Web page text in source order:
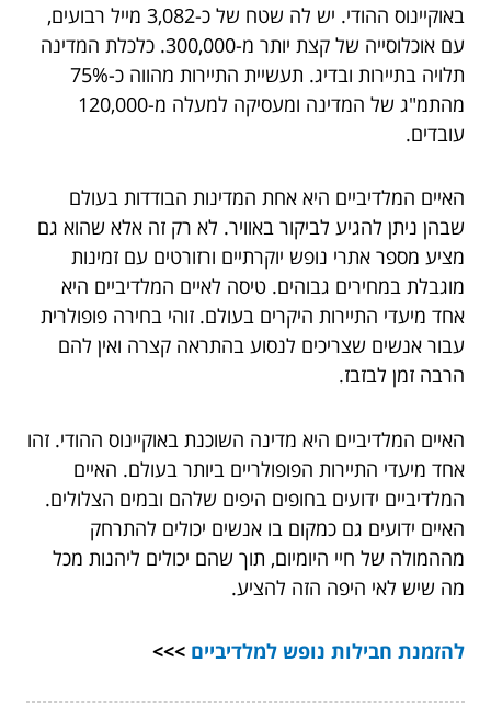
באוקיינוס ההודי. יש לה שטח של כ-3,082 מייל רבועים,
עם אוכלוסייה של קצת יותר מ-300,000. כלכלת המדינה
תלויה בתיירות ובדיג. תעשיית התיירות מהווה כ-75%
מהתמ"ג של המדינה ומעסיקה למעלה מ-120,000
עובדים.
האיים המלדיביים היא אחת המדינות הבודדות בעולם
שבהן ניתן להגיע לביקור באוויר. לא רק זה אלא שהוא גם
מציע מספר אתרי נופש יוקרתיים ורזורטים עם זמינות
מוגבלת במחירים גבוהים. טיסה לאיים המלדיביים היא
אחד מיעדי התיירות היקרים בעולם. זוהי בחירה פופולרית
עבור אנשים שצריכים לנסוע בהתראה קצרה ואין להם
הרבה זמן לבזבז.
האיים המלדיביים היא מדינה השוכנת באוקיינוס ההודי. זהו
אחד מיעדי התיירות הפופולריים ביותר בעולם. האיים
המלדיביים ידועים בחופים היפים שלהם ובמים הצלולים.
האיים ידועים גם כמקום בו אנשים יכולים להתרחק
מההמולה של חיי היומיום, תוך שהם יכולים ליהנות מכל
מה שיש לאי היפה הזה להציע.
להזמנת חבילות נופש למלדיביים >>>